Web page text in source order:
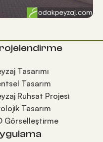
Tasarımı
Tasarım
Ruhsat Projesi
Tasarım
Görselleştirme